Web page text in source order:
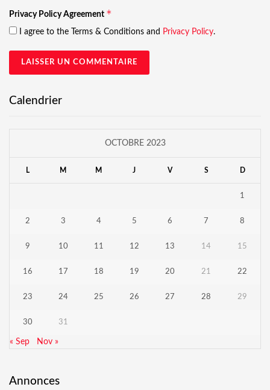
Privacy Policy Agreement *
I agree to the Terms & Conditions and Privacy Policy.
Calendrier
OCTOBRE 2023
L M M J V S D
1
2 3 4 5 6 7 8
9 10 11 12 13 14 15
16 17 18 19 20 21 22
23 24 25 26 27 28 29
30 31
« Sep Nov »
Annonces